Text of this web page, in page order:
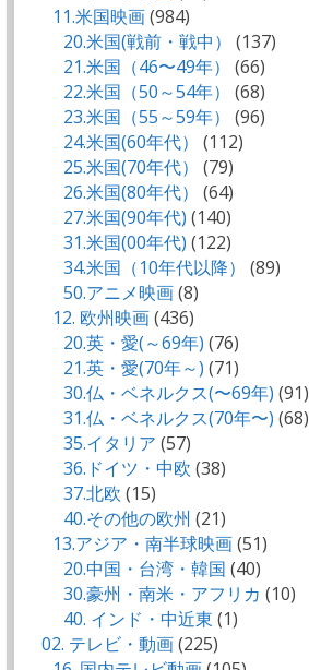
11.米国映画(984)
20.米国(戦前・戦中）
(137)
21.米国（46〜49年）
(66)
22.米国（50～54年）
(68)
23.米国（55～59年）
(96)
24.米国(60年代）
(112)
25.米国(70年代）
(79)
26.米国(80年代）
(64)
27.米国(90年代) (140)
31.米国(00年代) (122)
34.米国（10年代以降）
(89)
50.アニメ映画(8)
12. 欧州映画(436)
20.英・愛(～69年) (76)
21.英・愛(70年～) (71)
30.仏・ベネルクス(〜69年) (91)
31.仏・ベネルクス(70年〜) (68)
35.イタリア (57)
36.ドイツ・中欧 (38)
37.北欧 (15)
40.その他の欧州 (21)
13.アジア・南半球映画(51)
20.中国・台湾・韓国 (40)
30.豪州・南米・アフリカ (10)
40. インド・中近東 (1)
02. テレビ・動画(225)